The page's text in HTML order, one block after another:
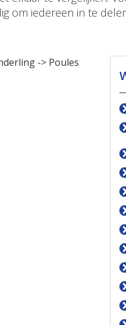
om iedereen in te
-> Poules